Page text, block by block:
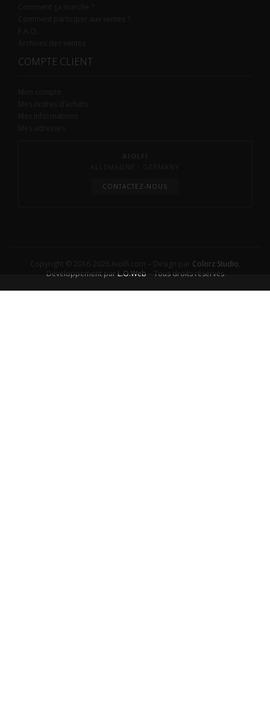
COMPTE CLIENT
CONTACTEZ-NOUS
Colorz Studio
Développement par L.O.Web – Tous droits réservés